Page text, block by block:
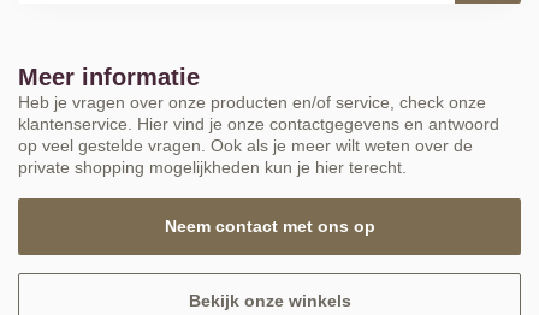
Meer informatie
Heb je vragen over onze producten en/of service, check onze
klantenservice. Hier vind je onze contactgegevens en antwoord
op veel gestelde vragen. Ook als je meer wilt weten over de
private shopping mogelijkheden kun je hier terecht.
Neem contact met ons op
Bekijk onze winkels